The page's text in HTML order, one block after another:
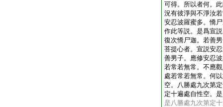
可得。所以者何。
況有彼淨與不淨汝
安忍波羅蜜多。憍
作此等説。是爲宣
復次憍尸迦。若善
菩提心者。宣説安
善男子。應修安忍
若常若無常。不應
處若常若無常。何
空。八勝處九次第
定十遍處自性空。
是八勝處九次第定